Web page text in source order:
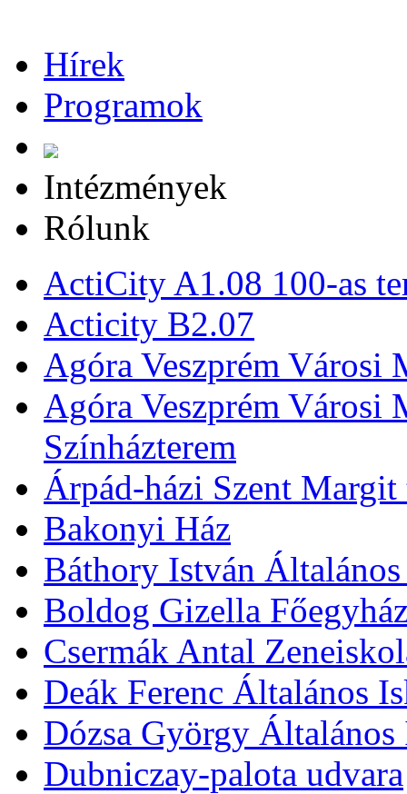
Hírek
Programok
Intézmények
Rólunk
ActiCity A1.08 100-as
Acticity B2.07
Agóra Veszprém Városi
Agóra Veszprém Városi
Színházterem
Árpád-házi Szent
Bakonyi Ház
Báthory István
Boldog Gizella
Csermák Antal
Deák Ferenc Általános
Dózsa György Általános
Dubniczay-palota udvara